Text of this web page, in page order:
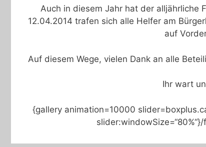
Auch in diesem Jahr hat der alljährliche
12.04.2014 trafen sich alle Helfer am
auf
Auf diesem Wege, vielen Dank an alle
Ihr wart
{gallery animation=10000